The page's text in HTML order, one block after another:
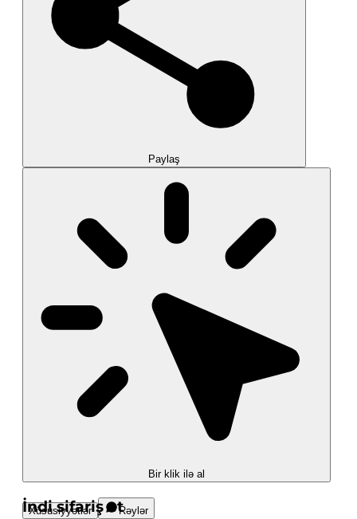
Paylaş
Bir klik ilə al
İndi sifariş et
Xüsusiyyətlər Rəylər